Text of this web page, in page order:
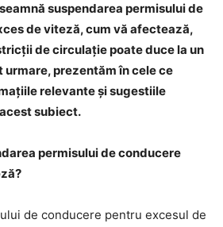
suspendarea permisului de
de viteză, cum vă afectează,
de circulație poate duce la un
urmare, prezentăm în cele ce
relevante și sugestiile
subiect.
permisului de conducere
de conducere pentru excesul de